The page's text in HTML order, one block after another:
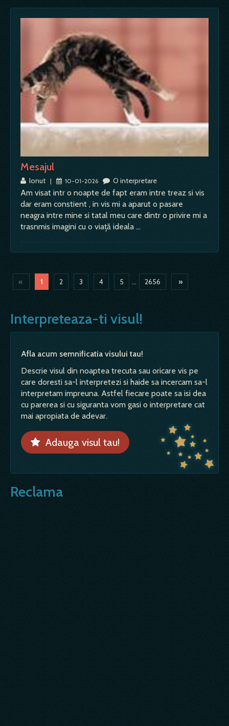
Mesajul
Ionut | 10-01-2026 O interpretare
Am visat intr o noapte de fapt eram intre treaz si vis
dar eram constient , in vis mi a aparut o pasare
neagra intre mine si tatal meu care dintr o privire mi a
trasnmis imagini cu o viață ideala …
« 1 2 3 4 5 ... 2656 »
Interpreteaza-ti visul!
Afla acum semnificatia visului tau!
Descrie visul din noaptea trecuta sau oricare vis pe
care doresti sa-l interpretezi si haide sa incercam sa-l
interpretam impreuna. Astfel fiecare poate sa isi dea
cu parerea si cu siguranta vom gasi o interpretare cat
mai apropiata de adevar.
Adauga visul tau!
Reclama